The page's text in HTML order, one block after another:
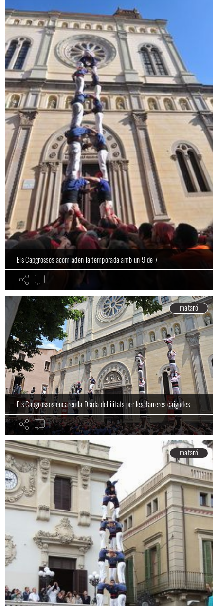
Els Capgrossos acomiaden la temporada amb un 9 de 7
mataró
Els Capgrossos encaren la Diada debilitats per les darreres caigudes
mataró